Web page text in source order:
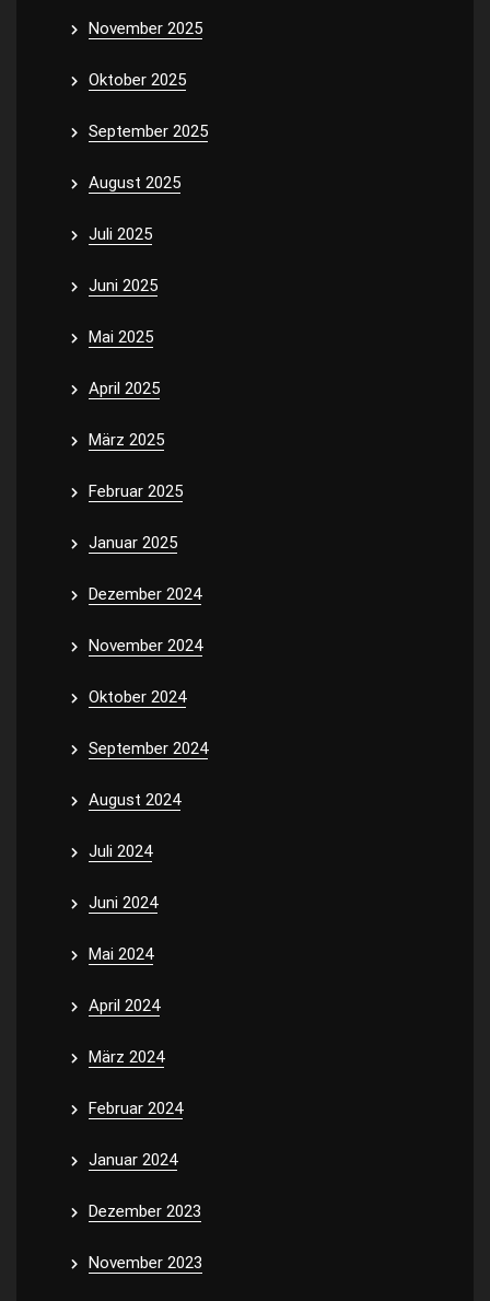
November 2025
Oktober 2025
September 2025
August 2025
Juli 2025
Juni 2025
Mai 2025
April 2025
März 2025
Februar 2025
Januar 2025
Dezember 2024
November 2024
Oktober 2024
September 2024
August 2024
Juli 2024
Juni 2024
Mai 2024
April 2024
März 2024
Februar 2024
Januar 2024
Dezember 2023
November 2023